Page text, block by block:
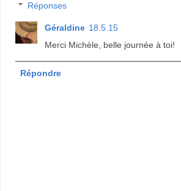
Réponses
Géraldine 18.5.15
Merci Michèle, belle journée à toi!
Répondre